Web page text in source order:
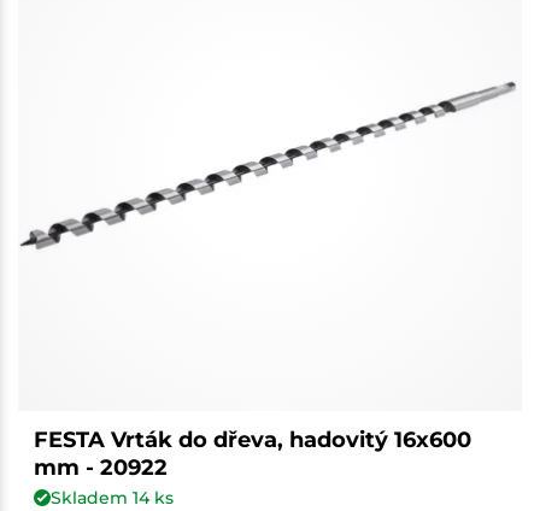
FESTA Vrták do dřeva, hadovitý 16x600
mm - 20922
Skladem 14ks